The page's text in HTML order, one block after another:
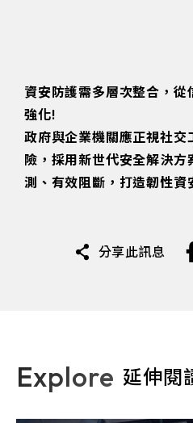
資安防護需多層次整合，從
強化!
政府與企業機關應正視社
險，採用新世代安全解決方
測、有效阻斷，打造韌性資
分享此訊息
Explore 延伸閱